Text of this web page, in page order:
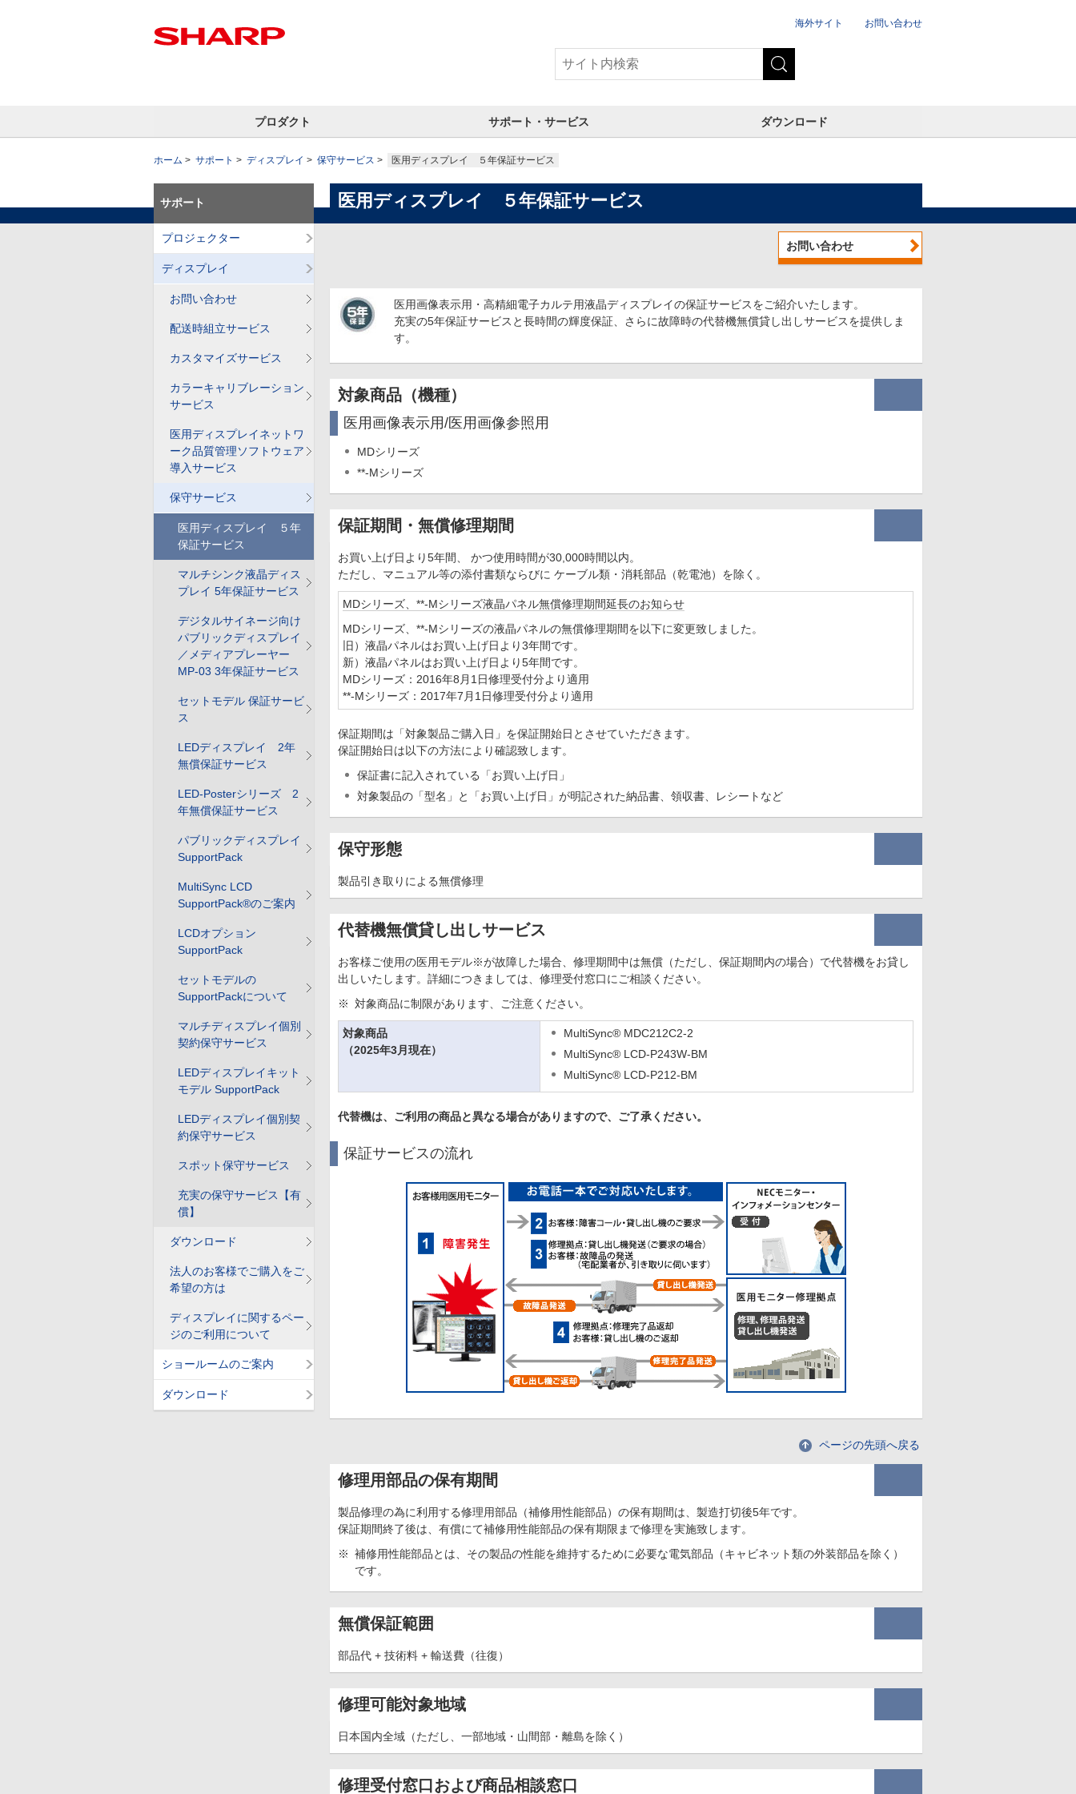
海外サイト お問い合わせ
プロダクト サポート・サービス ダウンロード
ホーム サポート ディスプレイ 保守サービス 医用ディスプレイ ５年保証サービス
医用ディスプレイ ５年保証サービス
お問い合わせ
医用画像表示用・高精細電子カルテ用液晶ディスプレイの保証サービスをご紹介いたします。
充実の5年保証サービスと長時間の輝度保証、さらに故障時の代替機無償貸し出しサービスを提供しま
す。
対象商品（機種）
医用画像表示用/医用画像参照用
MDシリーズ
**-Mシリーズ
保証期間・無償修理期間
お買い上げ日より5年間、 かつ使用時間が30,000時間以内。
ただし、マニュアル等の添付書類ならびに ケーブル類・消耗部品（乾電池）を除く。
MDシリーズ、**-Mシリーズ液晶パネル無償修理期間延長のお知らせ
MDシリーズ、**-Mシリーズの液晶パネルの無償修理期間を以下に変更致しました。
旧）液晶パネルはお買い上げ日より3年間です。
新）液晶パネルはお買い上げ日より5年間です。
MDシリーズ：2016年8月1日修理受付分より適用
**-Mシリーズ：2017年7月1日修理受付分より適用
保証期間は「対象製品ご購入日」を保証開始日とさせていただきます。
保証開始日は以下の方法により確認致します。
保証書に記入されている「お買い上げ日」
対象製品の「型名」と「お買い上げ日」が明記された納品書、領収書、レシートなど
保守形態
製品引き取りによる無償修理
代替機無償貸し出しサービス
お客様ご使用の医用モデル※が故障した場合、修理期間中は無償（ただし、保証期間内の場合）で代替機をお貸し
出しいたします。詳細につきましては、修理受付窓口にご相談ください。
※ 対象商品に制限があります、ご注意ください。
対象商品
（2025年3月現在）
MultiSync® MDC212C2-2
MultiSync® LCD-P243W-BM
MultiSync® LCD-P212-BM
代替機は、ご利用の商品と異なる場合がありますので、ご了承ください。
保証サービスの流れ
ページの先頭へ戻る
修理用部品の保有期間
製品修理の為に利用する修理用部品（補修用性能部品）の保有期間は、製造打切後5年です。
保証期間終了後は、有償にて補修用性能部品の保有期限まで修理を実施致します。
※ 補修用性能部品とは、その製品の性能を維持するために必要な電気部品（キャビネット類の外装部品を除く）
です。
無償保証範囲
部品代 + 技術料 + 輸送費（往復）
修理可能対象地域
日本国内全域（ただし、一部地域・山間部・離島を除く）
修理受付窓口および商品相談窓口
サポート
プロジェクター
ディスプレイ
お問い合わせ
配送時組立サービス
カスタマイズサービス
カラーキャリブレーション
サービス
医用ディスプレイネットワ
ーク品質管理ソフトウェア
導入サービス
保守サービス
医用ディスプレイ ５年
保証サービス
マルチシンク液晶ディス
プレイ 5年保証サービス
デジタルサイネージ向け
パブリックディスプレイ
／メディアプレーヤー
MP-03 3年保証サービス
セットモデル 保証サービ
ス
LEDディスプレイ 2年
無償保証サービス
LED-Posterシリーズ 2
年無償保証サービス
パブリックディスプレイ
SupportPack
MultiSync LCD
SupportPack®のご案内
LCDオプション
SupportPack
セットモデルの
SupportPackについて
マルチディスプレイ個別
契約保守サービス
LEDディスプレイキット
モデル SupportPack
LEDディスプレイ個別契
約保守サービス
スポット保守サービス
充実の保守サービス【有
償】
ダウンロード
法人のお客様でご購入をご
希望の方は
ディスプレイに関するペー
ジのご利用について
ショールームのご案内
ダウンロード